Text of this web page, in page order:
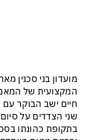
מועדון בני סכנין
המקצועית של
חיים ישב הבוקר
שני הצדדים על
בתקופת כהונתו